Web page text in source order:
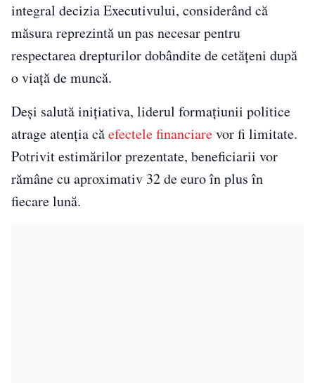
integral decizia Executivului, considerând că
măsura reprezintă un pas necesar pentru
respectarea drepturilor dobândite de cetățeni după
o viață de muncă.
Deși salută inițiativa, liderul formațiunii politice
atrage atenția căefectele financiarevor fi limitate.
Potrivit estimărilor prezentate, beneficiarii vor
rămâne cu aproximativ 32 de euro în plus în
fiecare lună.